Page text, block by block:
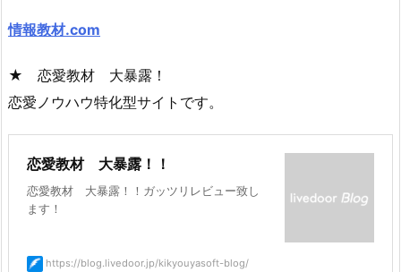
情報教材.com
★ 恋愛教材 大暴露！
恋愛ノウハウ特化型サイトです。
恋愛教材 大暴露！！
恋愛教材 大暴露！！ガッツリレビュー致し
ます！
https://blog.livedoor.jp/kikyouyasoft-blog/